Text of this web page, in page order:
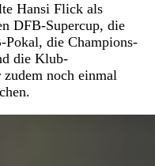
Hansi Flick als
DFB-Supercup, die
Pokal, die Champions-
die Klub-
noch einmal